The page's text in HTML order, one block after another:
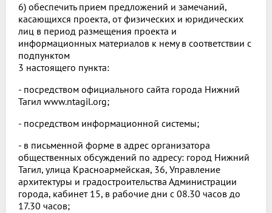
6) обеспечить прием предложений и замечаний,
касающихся проекта, от физических и юридических
лиц в период размещения проекта и
информационных материалов к нему в соответствии с
подпунктом
3 настоящего пункта:
- посредством официального сайта города Нижний
Тагил www.ntagil.org;
- посредством информационной системы;
- в письменной форме в адрес организатора
общественных обсуждений по адресу: город Нижний
Тагил, улица Красноармейская, 36, Управление
архитектуры и градостроительства Администрации
города, кабинет 15, в рабочие дни с 08.30 часов до
17.30 часов;